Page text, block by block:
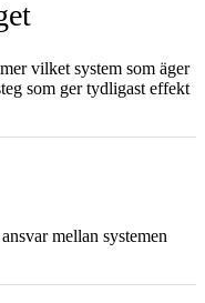
vilket system som äger
som ger tydligast effekt
mellan systemen